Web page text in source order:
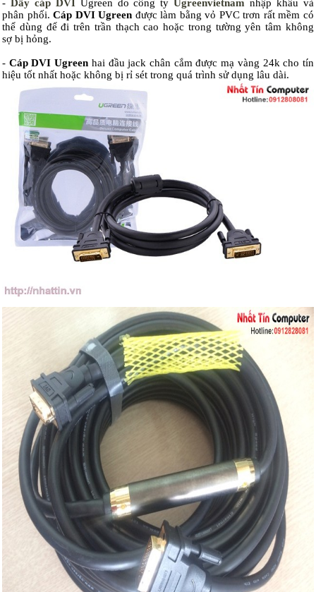
- Dây cáp DVI Ugreen do công ty Ugreenvietnam nhập khẩu và
phân phối.Cáp DVI Ugreen được làm bằng vỏ PVC trơn rất mềm có
thể dùng để đi trên trần thạch cao hoặc trong tường yên tâm không
sợ bị hỏng.
- Cáp DVI Ugreen hai đầu jack chân cắm được mạ vàng 24k cho tín
hiệu tốt nhất hoặc không bị rỉ sét trong quá trình sử dụng lâu dài.